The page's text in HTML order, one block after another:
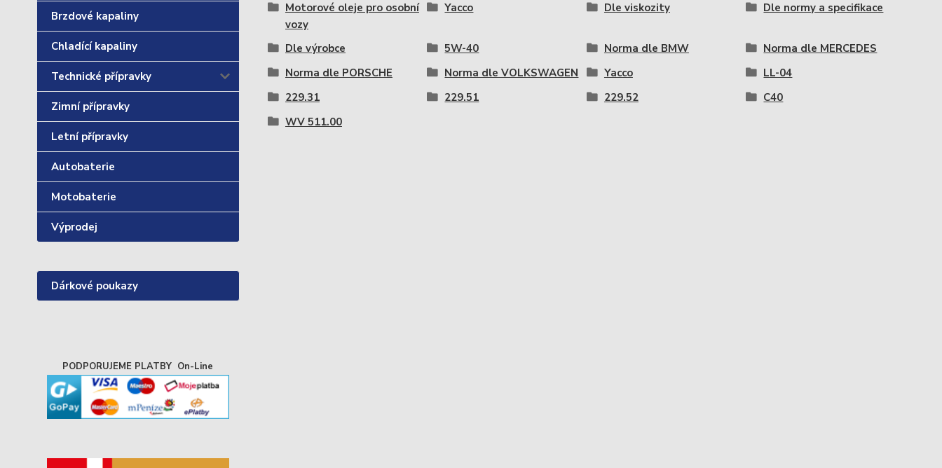
Brzdové kapaliny
Chladící kapaliny
Technické přípravky
Zimní přípravky
Letní přípravky
Autobaterie
Motobaterie
Výprodej
Dárkové poukazy
PODPORUJEME PLATBY On-Line
Motorové oleje pro osobní
vozy
Yacco Dle viskozity Dle normy a specifikace
Dle výrobce 5W-40 Norma dle BMW
Norma dle MERCEDES
Norma dle PORSCHE
Norma dle VOLKSWAGEN Yacco
LL-04
229.31
229.51 229.52
C40
WV 511.00